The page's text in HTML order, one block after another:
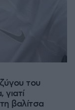
του
βαλίτσα